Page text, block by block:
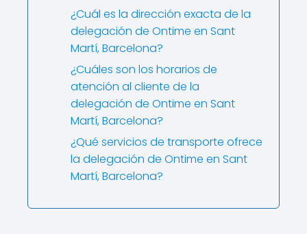
¿Cuál es la dirección exacta de la
delegación de Ontime en Sant
Martí, Barcelona?
¿Cuáles son los horarios de
atención al cliente de la
delegación de Ontime en Sant
Martí, Barcelona?
¿Qué servicios de transporte ofrece
la delegación de Ontime en Sant
Martí, Barcelona?